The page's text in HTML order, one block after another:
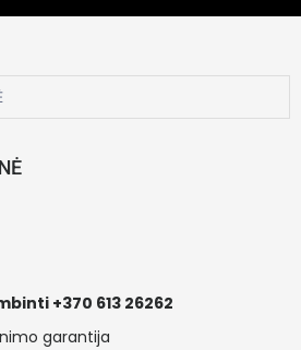
+370 613 26262
garantija